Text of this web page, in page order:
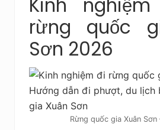
Kinh
rừng quốc
Sơn 2026
Rừng quốc gia Xuân Sơn